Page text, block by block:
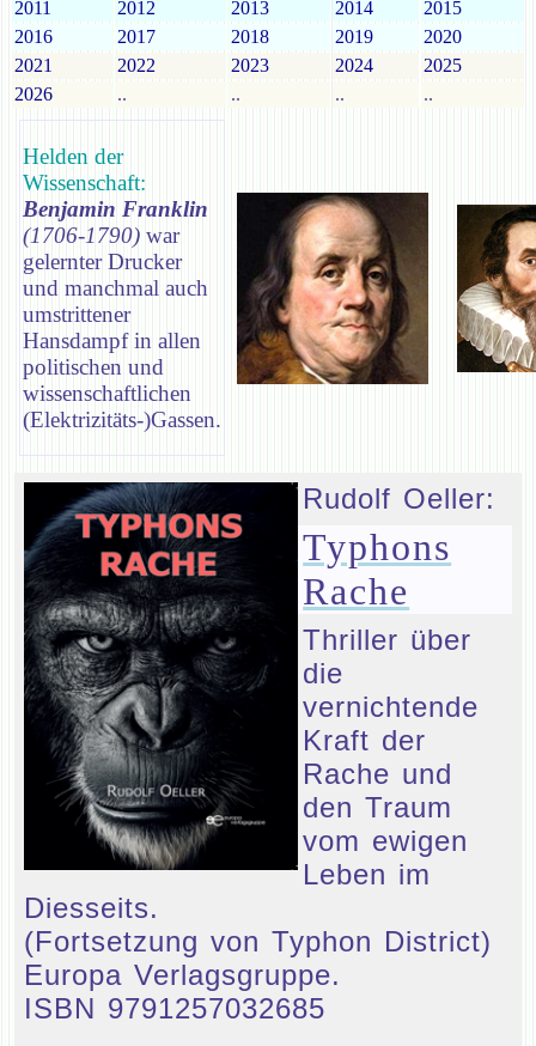
2011 2012 2013 2014
2015
2016
2017 2018 2019
2020
2021
2022 2023 2024
2025
2026
.. .. .. ..
Helden der
Wissenschaft:
Benjamin Franklin
(1706-1790) war
gelernter Drucker
und manchmal auch
umstrittener
Hansdampf in allen
politischen und
wissenschaftlichen
(Elektrizitäts-)Gassen.
Rudolf Oeller:
Typhons
Rache
Thriller über
die
vernichtende
Kraft der
Rache und
den Traum
vom ewigen
Leben im
Diesseits.
(Fortsetzung von Typhon District)
Europa Verlagsgruppe.
ISBN 9791257032685